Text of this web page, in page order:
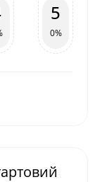
5
0%